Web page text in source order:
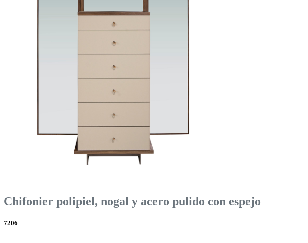
Chifonier polipiel, nogal y acero pulido con espejo
7206